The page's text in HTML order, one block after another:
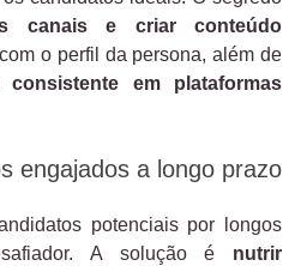
canais e criar conteúdo
o perfil da persona, além de
em plataformas
engajados a longo prazo
potenciais por longos
A solução é nutrir